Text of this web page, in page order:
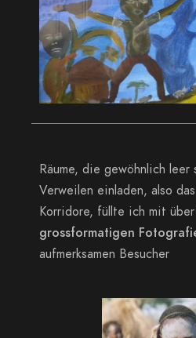
Räume, die gewöhnlich
Verweilen einladen, also
Korridore, füllte ich mit
grossformatigen
aufmerksamen Besucher